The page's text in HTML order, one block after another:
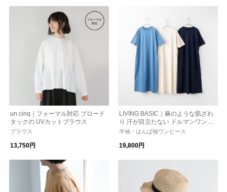
un cinq｜フォーマル対応 ブロード
タックの UVカットブラウス
ブラウス
13,750円
LIVING BASIC｜麻のような肌ざわ
り 汗が目立たない ドルマンワンピ
ース 日本製 ギフト
半袖・はんぱ袖ワンピース
19,800円